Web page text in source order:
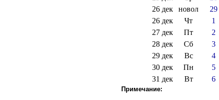
26 дек
новол
29
26 дек
Чт
1
27 дек
Пт
2
28 дек
Сб
3
29 дек
Вс
4
30 дек
Пн
5
31 дек
Вт 6
Примечание: